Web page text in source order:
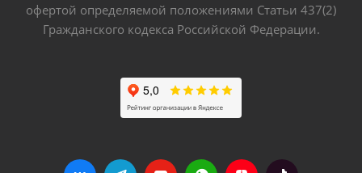
офертой определяемой положениями Статьи 437(2)
Гражданского кодекса Российской Федерации.